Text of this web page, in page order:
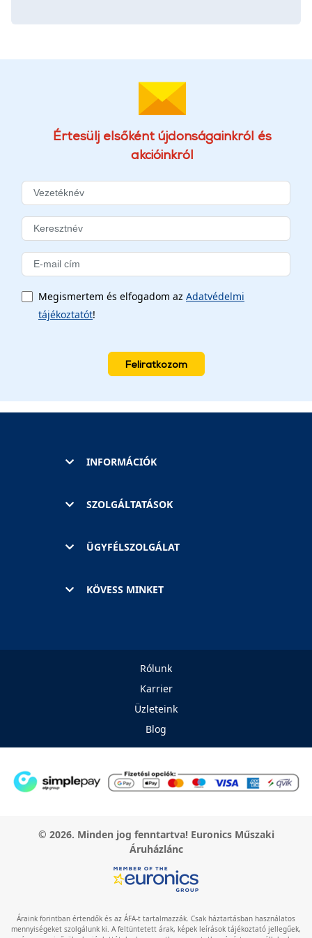
Értesülj elsőként újdonságainkról és
akcióinkról
Megismertem és elfogadom az Adatvédelmi
tájékoztatót!
Feliratkozom
INFORMÁCIÓK
SZOLGÁLTATÁSOK
ÜGYFÉLSZOLGÁLAT
KÖVESS MINKET
Rólunk
Karrier
Üzleteink
Blog
© 2026. Minden jog fenntartva! Euronics Műszaki
Áruházlánc
Áraink forintban értendők és az ÁFA-t tartalmazzák. Csak háztartásban használatos
mennyiségeket szolgálunk ki. A feltüntetett árak, képek leírások tájékoztató jellegűek,